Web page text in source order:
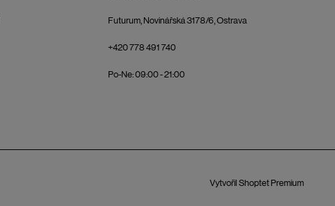
Futurum, Novinářská 3178/6, Ostrava
+420 778 491 740
Po-Ne: 09:00 - 21:00
Vytvořil Shoptet Premium